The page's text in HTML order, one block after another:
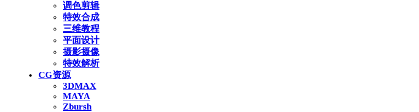
调色剪辑
特效合成
三维教程
平面设计
摄影摄像
特效解析
CG资源
3DMAX
MAYA
Zbursh